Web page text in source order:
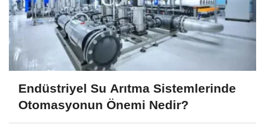
Endüstriyel Su Arıtma Sistemlerinde
Otomasyonun Önemi Nedir?